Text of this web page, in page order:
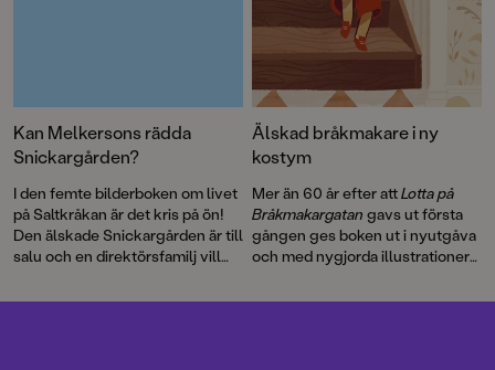
Kan Melkersons rädda
Snickargården?
I den femte bilderboken om livet
på Saltkråkan är det kris på ön!
Den älskade Snickargården är till
salu och en direktörsfamilj vill
bygga en bungalow …
Älskad bråkmakare i ny
kostym
Mer än 60 år efter attLotta på
Bråkmakargatan gavs ut första
gången ges boken ut i nyutgåva
och med nygjorda illustrationer